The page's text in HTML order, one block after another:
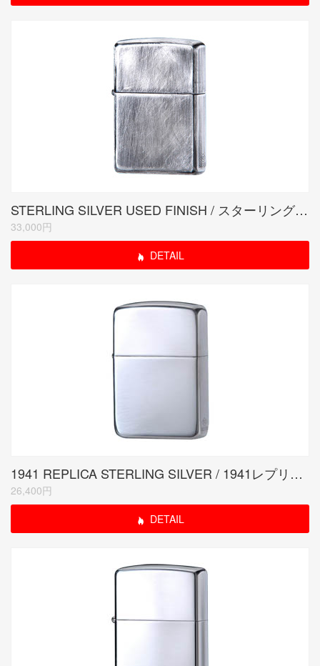
STERLING SILVER USED FINISH / スターリングシルバーユーズドフィニッシュ
33,000円
DETAIL
1941 REPLICA STERLING SILVER / 1941レプリカ スターリングシルバー
26,400円
DETAIL